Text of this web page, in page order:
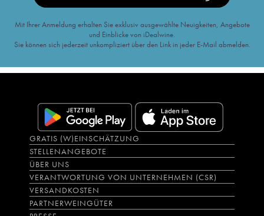
Mit Ihrer Anmeldung erhalten Sie exklusiv ausgewählte Neuigkeiten, Angebote
und Einblicke von iDealwine.
Sie können sich jederzeit unkompliziert über den Link in jeder E-Mail abmelden.
GRATIS (W)EINSCHÄTZUNG
STELLENANGEBOTE
ÜBER UNS
VERANTWORTUNG VON UNTERNEHMEN (CSR)
VERSANDKOSTEN
PARTNERWEINGÜTER